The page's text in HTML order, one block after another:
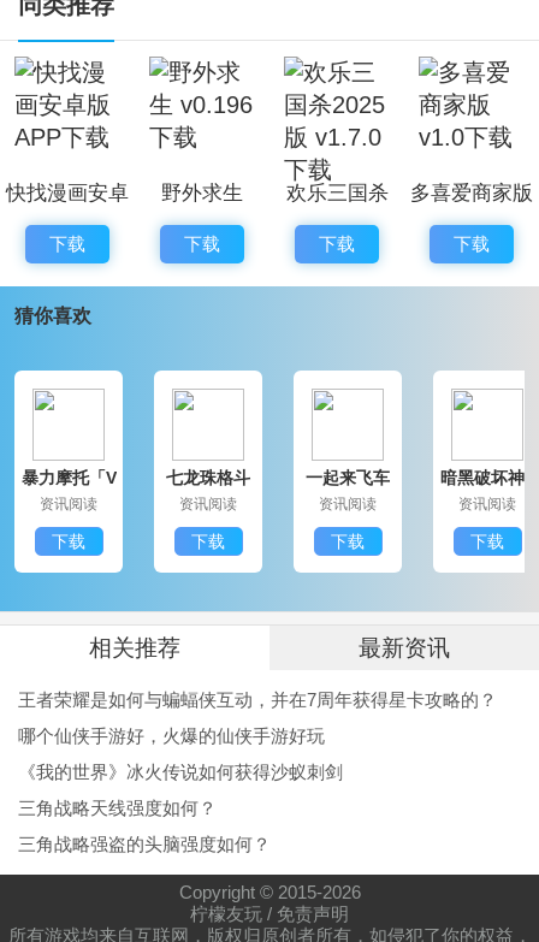
快找漫画安卓
版APP下载
下载
野外求生
v0.196下载
下载
欢乐三国杀
2025版
v1.7.0下载
下载
多喜爱商家版
v1.0下载
下载
猜你喜欢
暴力摩托「V
1.25」IOS版
资讯阅读
下载
七龙珠格斗
免费「V5.
资讯阅读
下载
一起来飞车
本「V1.02」
资讯阅读
下载
暗黑破坏神3
免费版「V1.
资讯阅读
下载
相关推荐 最新资讯
王者荣耀是如何与蝙蝠侠互动，并在7周年获得星卡攻略的？
哪个仙侠手游好，火爆的仙侠手游好玩
《我的世界》冰火传说如何获得沙蚁刺剑
三角战略天线强度如何？
三角战略强盗的头脑强度如何？
Copyright © 2015-2026
柠檬友玩 / 免责声明
所有游戏均来自互联网，版权归原创者所有，如侵犯了你的权益，